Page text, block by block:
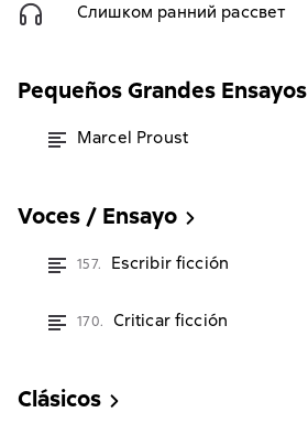
Слишком ранний рассвет
Pequeños Grandes Ensayos
Marcel Proust
Voces / Ensayo
157. Escribir ficción
170. Criticar ficción
Clásicos